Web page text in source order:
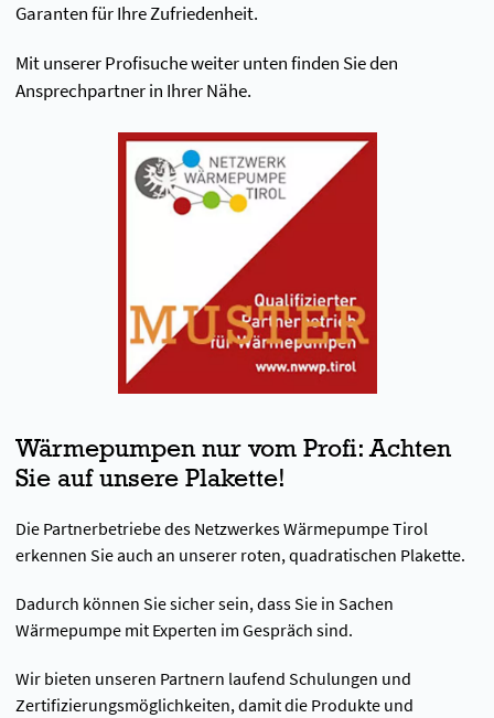
Garanten für Ihre Zufriedenheit.
Mit unserer Profisuche weiter unten finden Sie den
Ansprechpartner in Ihrer Nähe.
Wärmepumpen nur vom Profi: Achten
Sie auf unsere Plakette!
Die Partnerbetriebe des Netzwerkes Wärmepumpe Tirol
erkennen Sie auch an unserer roten, quadratischen Plakette.
Dadurch können Sie sicher sein, dass Sie in Sachen
Wärmepumpe mit Experten im Gespräch sind.
Wir bieten unseren Partnern laufend Schulungen und
Zertifizierungsmöglichkeiten, damit die Produkte und